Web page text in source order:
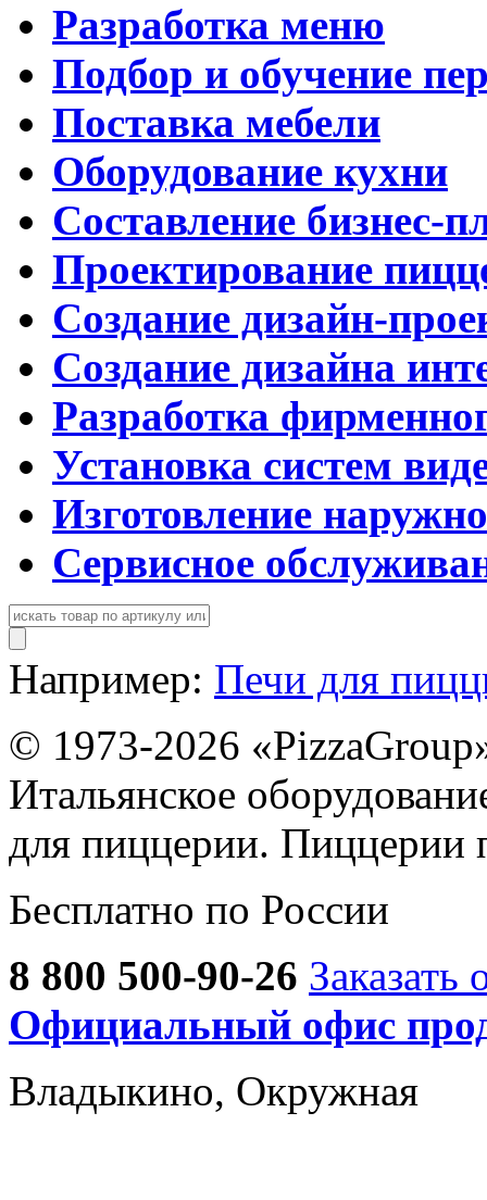
Разработка меню
Подбор и обучение
Поставка мебели
Оборудование кухни
Составление бизнес-
Проектирование
Создание дизайн-
Создание дизайна
Разработка
Установка систем
Изготовление
Сервисное
Например: Печи для
© 1973-2026
Итальянское
для пиццерии. Пиццерии
Бесплатно по России
8 800 500-90-26 Заказать
Официальный офис
Владыкино, Окружная